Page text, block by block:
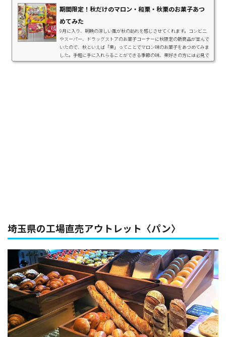
期間限定！秋だけのマロン・和栗・秋栗のお菓子あつ
めてみた
9月に入り、朝晩の涼しい風が秋の訪れを感じさせてくれます。コンビニ
やスーパー、ドラッグストアのお菓子コーナーに秋限定の新商品が並んで
いたので、秋といえば「栗」ってことでマロン味のお菓子をあつめてみま
した。手軽に手に入れらることができる季節の味、栗好きの方には必見で
す！マロン・和栗・秋栗のお菓子春になれば「いちご味」のお菓子が登場
埼玉県の工場直売アウトレット〈パン〉